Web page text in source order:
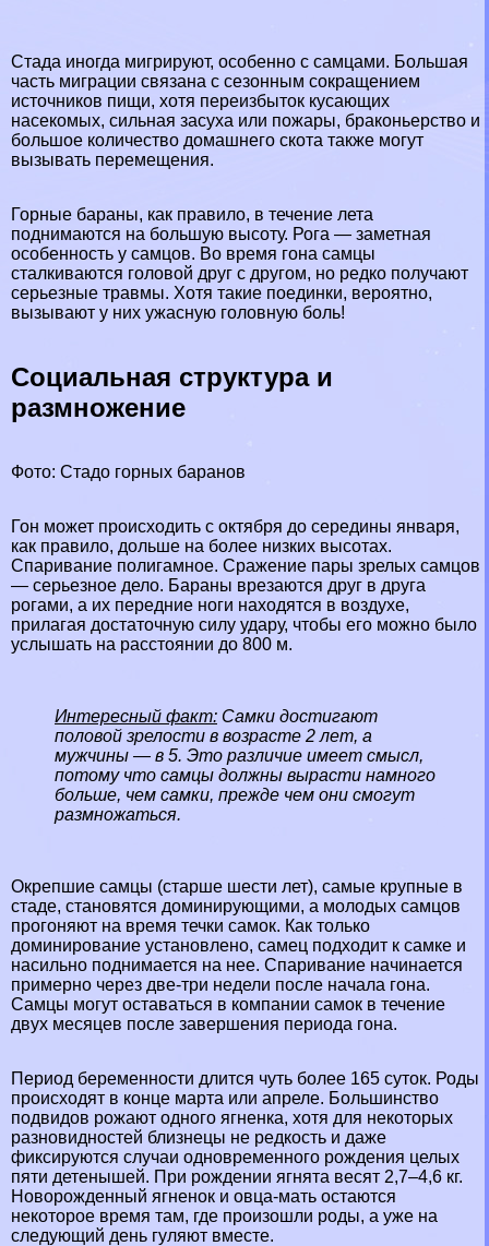
Стада иногда мигрируют, особенно с самцами. Большая
часть миграции связана с сезонным сокращением
источников пищи, хотя переизбыток кусающих
насекомых, сильная засуха или пожары, бpaконьерство и
большое количество домашнего скота также могут
вызывать перемещения.
Горные бapaны, как правило, в течение лета
поднимаются на большую высоту. Рога — заметная
особенность у самцов. Во время гона самцы
сталкиваются головой друг с другом, но редко получают
серьезные травмы. Хотя такие поединки, вероятно,
вызывают у них ужасную головную боль!
Социальная структура и
размножение
Фото: Стадо горных бapaнов
Гон может происходить с октября до середины января,
как правило, дольше на более низких высотах.
Спаривание полигамное. Сражение пары зрелых самцов
— серьезное дело. Бapaны врезаются друг в друга
рогами, а их передние ноги находятся в воздухе,
прилагая достаточную силу удару, чтобы его можно было
услышать на расстоянии до 800 м.
Интересный факт: Самки достигают
пoлoвoй зрелости в возрасте 2 лет, а
мужчины — в 5. Это различие имеет смысл,
потому что самцы должны вырасти намного
больше, чем самки, прежде чем они смогут
размножаться.
Окрепшие самцы (старше шести лет), самые крупные в
стаде, становятся доминирующими, а молодых самцов
прогоняют на время течки самок. Как только
доминирование установлено, самец подходит к самке и
насильно поднимается на нее. Спаривание начинается
примерно через две-три недели после начала гона.
Самцы могут оставаться в компании самок в течение
двух месяцев после завершения периода гона.
Период беременности длится чуть более 165 суток. Роды
происходят в конце марта или апреле. Большинство
подвидов рожают одного ягненка, хотя для некоторых
разновидностей близнецы не редкость и даже
фиксируются случаи одновременного рождения целых
пяти детенышей. При рождении ягнята весят 2,7–4,6 кг.
Новорожденный ягненок и овца-мать остаются
некоторое время там, где произошли роды, а уже на
следующий день гуляют вместе.